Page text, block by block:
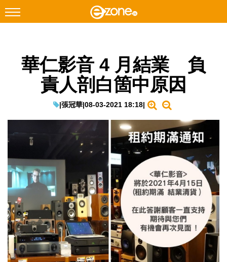
Facebook Instagram
遊戲動漫
教學評測
EduTech
IT Times
生成式AI與雲端應用
Enterprise Digital Transformation
特集
華仁影音 4 月結業 負
責人剖白箇中原因
|張冠華|08-03-2021 18:18|